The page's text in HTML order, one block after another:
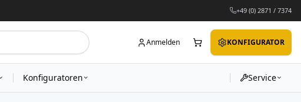
+49 (0) 2871 / 7374
Anmelden KONFIGURATOR
Konfiguratoren Service